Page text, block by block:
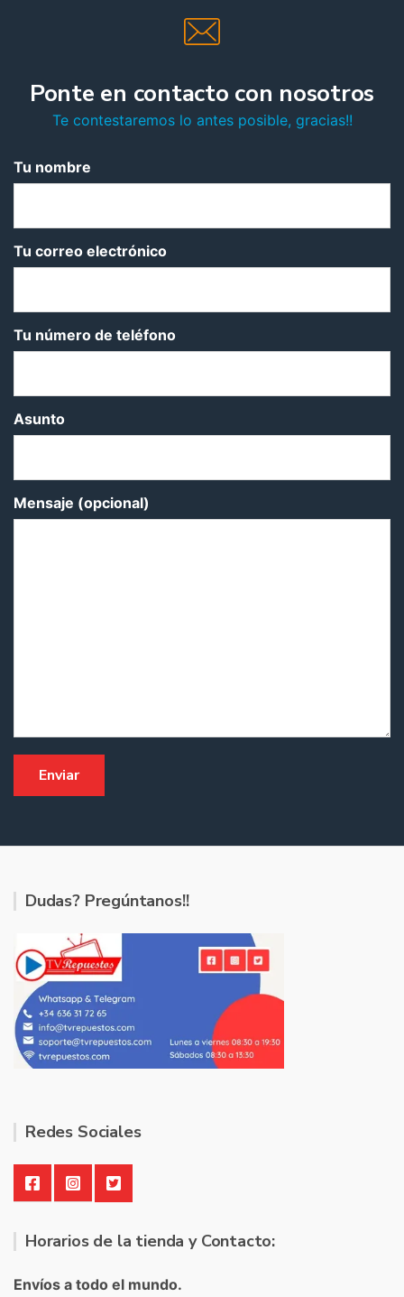
Ponte en contacto con nosotros
Te contestaremos lo antes posible, gracias!!
Tu nombre
Tu correo electrónico
Tu número de teléfono
Asunto
Mensaje (opcional)
Dudas? Pregúntanos!!
Redes Sociales
Horarios de la tienda y Contacto:
Envíos a todo el mundo.